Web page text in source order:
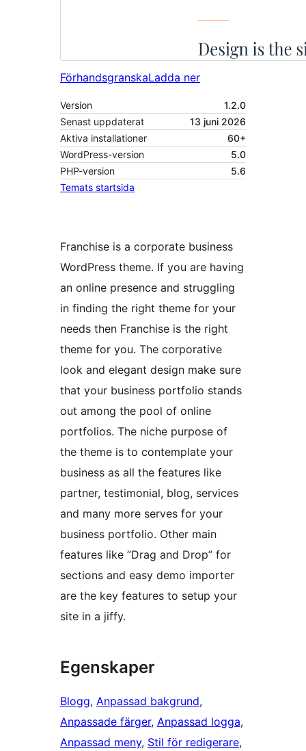
FörhandsgranskaLadda ner
Version
1.2.0
Senast uppdaterat
13 juni 2026
Aktiva installationer
60+
WordPress-version
5.0
PHP-version
5.6
Temats startsida
Franchise is a corporate business
WordPress theme. If you are having
an online presence and struggling
in finding the right theme for your
needs then Franchise is the right
theme for you. The corporative
look and elegant design make sure
that your business portfolio stands
out among the pool of online
portfolios. The niche purpose of
the theme is to contemplate your
business as all the features like
partner, testimonial, blog, services
and many more serves for your
business portfolio. Other main
features like ”Drag and Drop” for
sections and easy demo importer
are the key features to setup your
site in a jiffy.
Egenskaper
Blogg, Anpassad bakgrund
Anpassade färger, Anpassad logga
Anpassad meny, Stil för redigerare